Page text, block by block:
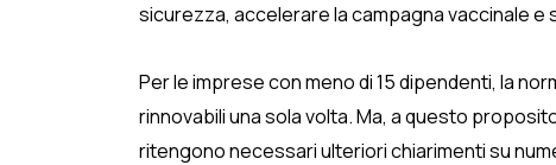
sicurezza, accelerare la campagna vaccinale
Per le imprese con meno di 15 dipendenti, la
rinnovabili una sola volta. Ma, a questo
ritengono necessari ulteriori chiarimenti su